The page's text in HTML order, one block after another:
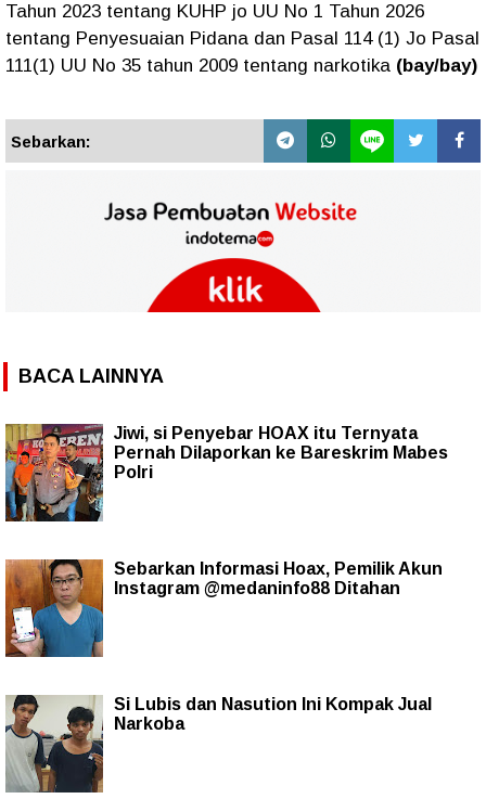
Tahun 2023 tentang KUHP jo UU No 1 Tahun 2026
tentang Penyesuaian Pidana dan Pasal 114 (1) Jo Pasal
111(1) UU No 35 tahun 2009 tentang narkotika (bay/bay)
Sebarkan:
BACA LAINNYA
Jiwi, si Penyebar HOAX itu Ternyata
Pernah Dilaporkan ke Bareskrim Mabes
Polri
Sebarkan Informasi Hoax, Pemilik Akun
Instagram @medaninfo88 Ditahan
Si Lubis dan Nasution Ini Kompak Jual
Narkoba